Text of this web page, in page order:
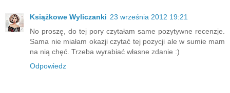
Książkowe Wyliczanki 23 września 2012 19:21
No proszę, do tej pory czytałam same pozytywne recenzje.
Sama nie miałam okazji czytać tej pozycji ale w sumie mam
na nią chęć. Trzeba wyrabiać własne zdanie :)
Odpowiedz